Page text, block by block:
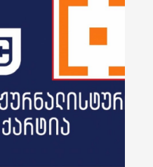
მიდის ქვეყნიდან.
ნაწილი
ანაზღაურების
მუშაობს იმისათვის,
შეეწინააღმდეგოს
რეპრესიულ სისტემას და ამ
ისტორიის
შექმნას. დღეს
დამოუკიდებელი
ჟურნალისტების მუშაობა